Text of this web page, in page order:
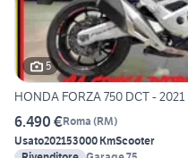
5
HONDA FORZA 750 DCT - 2021
6.490 €Roma (RM)
Usato202153000 KmScooter